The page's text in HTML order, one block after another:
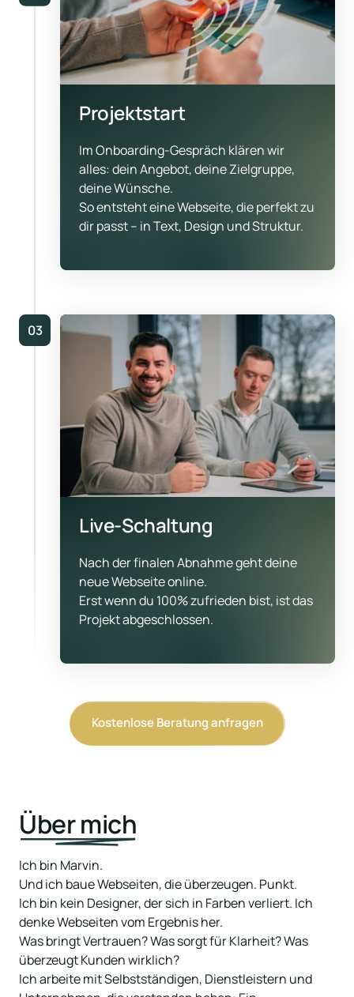
Projektstart
Im Onboarding-Gespräch klären wir
alles: dein Angebot, deine Zielgruppe,
deine Wünsche.
So entsteht eine Webseite, die perfekt zu
dir passt – in Text, Design und Struktur.
03
Live-Schaltung
Nach der finalen Abnahme geht deine
neue Webseite online.
Erst wenn du 100% zufrieden bist, ist das
Projekt abgeschlossen.
Kostenlose Beratung anfragen
Über mich
Ich bin Marvin.
Und ich baue Webseiten, die überzeugen. Punkt.
Ich bin kein Designer, der sich in Farben verliert. Ich
denke Webseiten vom Ergebnis her.
Was bringt Vertrauen? Was sorgt für Klarheit? Was
überzeugt Kunden wirklich?
Ich arbeite mit Selbstständigen, Dienstleistern und